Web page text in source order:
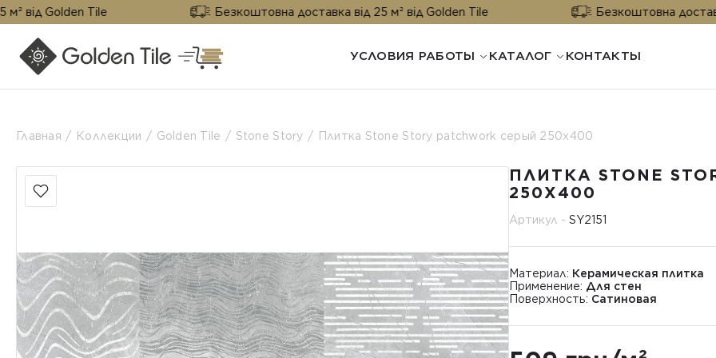
Tile Безкоштовна доставка від 25 м² від Golden Tile Безкоштовна доставка від 25
УСЛОВИЯ РАБОТЫ КАТАЛОГ КОНТАКТЫ
Главная Коллекции Golden Tile Stone Story Плитка Stone Story patchwork серый 250x400
ПЛИТКА STONE
250X400
Артикул -SY2151
Материал: Керамическая плитка
Применение: Для стен
Поверхность: Сатиновая